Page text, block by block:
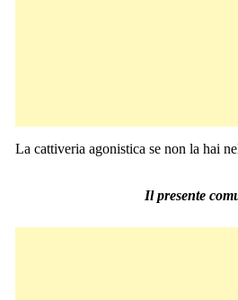
La cattiveria agonistica se non la hai
Il presente